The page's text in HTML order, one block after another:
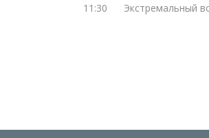
11:30 Экстремальный